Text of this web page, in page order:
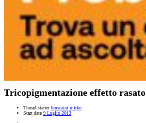
Tricopigmentazione effetto rasato
Thread starter bruscaini mirko
Start date 9 Luglio 2013